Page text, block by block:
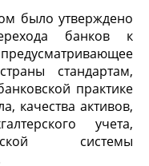
было утверждено
банков к
стандартам,
практике
качества активов,
учета,
системы